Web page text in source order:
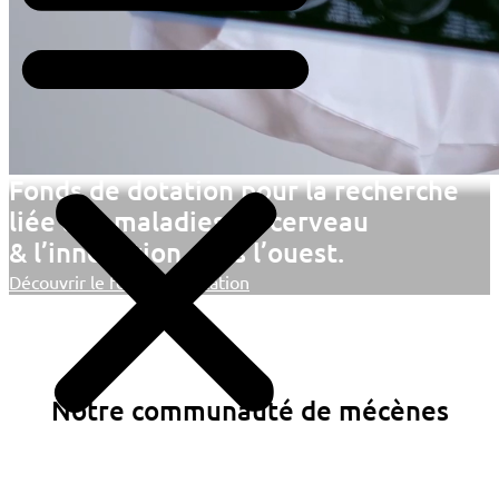
Fonds de dotation pour la recherche
liée aux maladies du cerveau
& l’innovation dans l’ouest.
Découvrir le fonds de dotation
BRETAGNE ATLANTIQUE
AMBITION
Notre communauté de mécènes